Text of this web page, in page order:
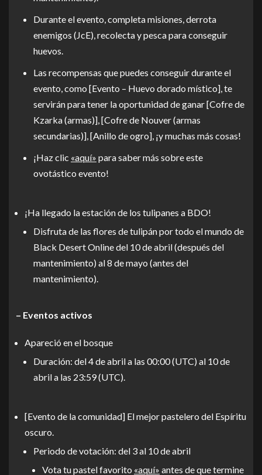
Durante el evento, completa misiones, derrota
enemigos (JcE), recolecta y pesca para conseguir
huevos.
Las recompensas que puedes conseguir durante el
evento, como [Evento – Huevo dorado místico], te
servirán para tener la oportunidad de ganar [Cofre de
Kzarka (armas)], [Cofre de Nouver (armas
secundarias)], [Anillo de ogro], ¡y muchas más cosas!
¡Haz clic «aquí» para saber más sobre este
ovotástico evento!
¡Ha llegado la estación de los tulipanes a BDO!
Disfruta de las flores de tulipán por todo el mundo de
Black Desert Online del 10 de abril (después del
mantenimiento) al 8 de mayo (antes del
mantenimiento).
– Eventos activos
Apareció en el bosque
Duración: del 4 de abril a las 00:00 (UTC) al 10 de
abril a las 23:59 (UTC).
[Evento de la comunidad] El mejor pastelero del Espíritu
oscuro.
Periodo de votación: del 3 al 10 de abril
Vota tu pastel favorito «aquí» antes de que termine